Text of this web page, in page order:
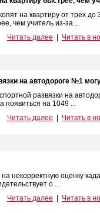
на квартиру от трех
чем учитель из-за ...
Читать далее
Читать в
на автодороге №1
развязки на
появиться на 1049 ...
Читать далее
Читать в
некорректную оценку
о ...
Читать далее
Читать в